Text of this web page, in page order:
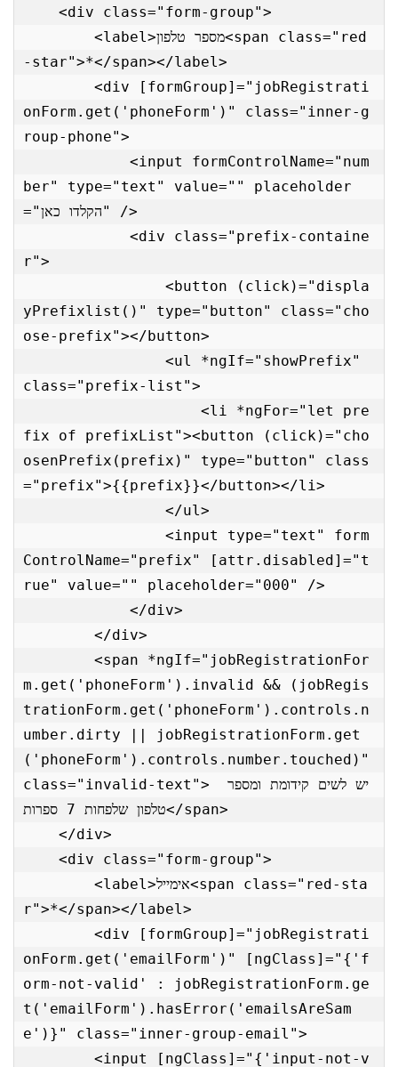
-star">*</span></label>
onForm.get('phoneForm')" class="inner-g
roup-phone">
ber" type="text" value="" placeholder
="הקלדו כאן" />
r">
yPrefixlist()" type="button" class="cho
ose-prefix"></button>
class="prefix-list">
fix of prefixList"><button (click)="cho
osenPrefix(prefix)" type="button" class
="prefix">{{prefix}}</button></li>
ControlName="prefix" [attr.disabled]="t
rue" value="" placeholder="000" />
m.get('phoneForm').invalid && (jobRegis
trationForm.get('phoneForm').controls.n
umber.dirty || jobRegistrationForm.get
('phoneForm').controls.number.touched)"
class="invalid-text"> יש לשים קידומת ומספר
טלפון שלפחות 7 ספרות</span>
r">*</span></label>
onForm.get('emailForm')" [ngClass]="{'f
orm-not-valid' : jobRegistrationForm.ge
t('emailForm').hasError('emailsAreSam
e')}" class="inner-group-email">